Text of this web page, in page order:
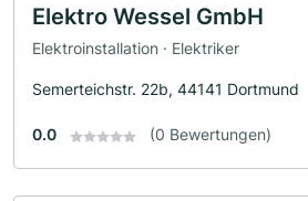
Elektro Wessel GmbH
Elektroinstallation · Elektriker
Semerteichstr. 22b, 44141 Dortmund
0.0 (0 Bewertungen)